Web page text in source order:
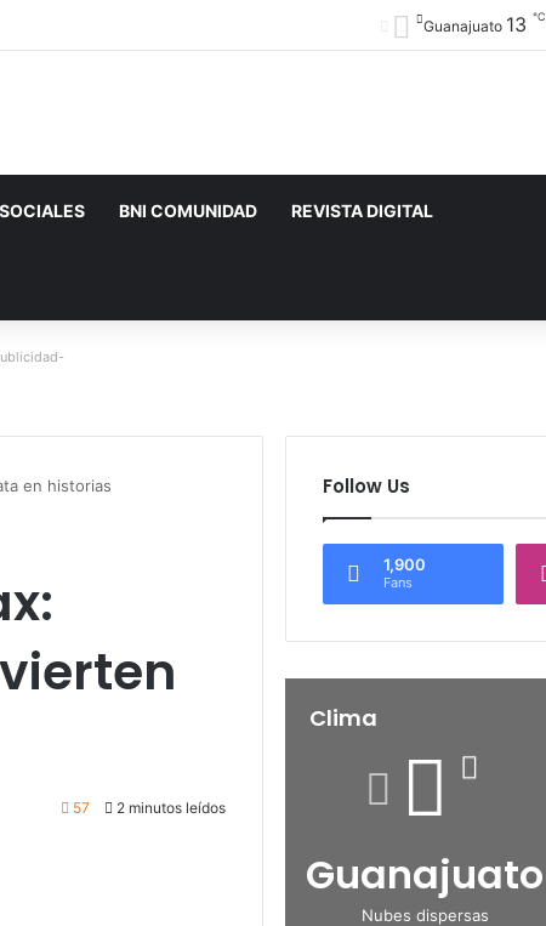
Guanajuato 13 ℃
SOCIALES BNI COMUNIDAD REVISTA DIGITAL
en historias
57 2 minutos leídos
Follow Us
1,900
Fans
Clima
Guanajuato
Nubes dispersas